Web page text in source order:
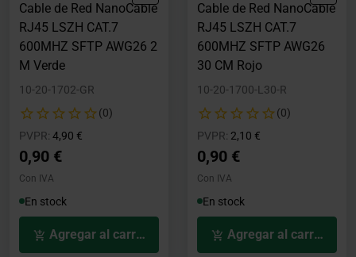
Cable de Red NanoCable
RJ45 LSZH CAT.7
600MHZ SFTP AWG26 2
M Verde
10-20-1702-GR
(0)
PVPR: Precio rebajado desde
4,90 €
0,90 €
Con IVA
En stock
Agregar al carrito
Cable de Red NanoCable
RJ45 LSZH CAT.7
600MHZ SFTP AWG26
30 CM Rojo
10-20-1700-L30-R
(0)
PVPR: Precio rebajado desde
2,10 €
0,90 €
Con IVA
En stock
Agregar al carrito